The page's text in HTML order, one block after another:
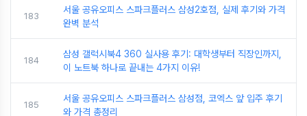
183
서울 공유오피스 스파크플러스 삼성2호점, 실제 후기와 가격
완벽 분석
184
삼성 갤럭시북4 360 실사용 후기: 대학생부터 직장인까지,
이 노트북 하나로 끝내는 4가지 이유!
185
서울 공유오피스 스파크플러스 삼성점, 코엑스 앞 입주 후기
와 가격 총정리